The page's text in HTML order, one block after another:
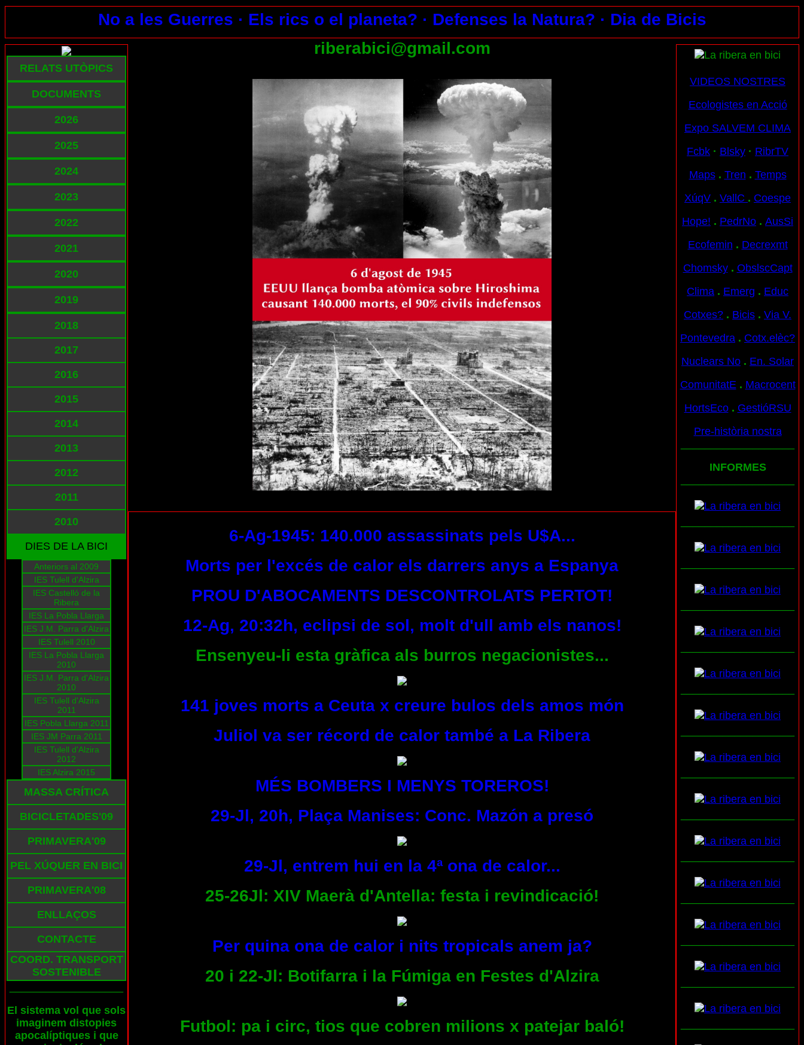
No a les Guerres · Els rics o el planeta? · Defenses la Natura? · Dia de Bicis
riberabici@gmail.com
RELATS UTÒPICS
DOCUMENTS
2026
2025
2024
2023
2022
2021
2020
2019
2018
2017
2016
2015
2014
2013
2012
2011
2010
DIES DE LA BICI
Anteriors al 2009
IES Tulell d'Alzira
IES Castelló de la
Ribera
IES La Pobla Llarga
IES J.M. Parra d'Alzira
IES Tulell 2010
IES La Pobla Llarga
2010
IES J.M. Parra d'Alzira
2010
IES Tulell d'Alzira
2011
IES Pobla Llarga 2011
IES JM Parra 2011
IES Tulell d'Alzira
2012
IES Alzira 2015
MASSA CRÍTICA
BICICLETADES'09
PRIMAVERA'09
PEL XÚQUER EN BICI
PRIMAVERA'08
ENLLAÇOS
CONTACTE
COORD. TRANSPORT
SOSTENIBLE
El sistema vol que sols
imaginem distopies
apocalíptiques i que
VIDEOS NOSTRES
Ecologistes en Acció
Expo SALVEM CLIMA
Fcbk · Blsky · RibrTV
Maps . Tren . Temps
XúqV . VallC . Coespe
Hope! . PedrNo . AusSi
Ecofemin . Decrexmt
Chomsky . ObslscCapt
Clima . Emerg . Educ
Cotxes? . Bicis . Via V.
Pontevedra . Cotx.elèc?
Nuclears No . En. Solar
ComunitatE . Macrocent
HortsEco . GestióRSU
Pre-història nostra
INFORMES
6-Ag-1945: 140.000 assassinats pels U$A...
Morts per l'excés de calor els darrers anys a Espanya
PROU D'ABOCAMENTS DESCONTROLATS PERTOT!
12-Ag, 20:32h, eclipsi de sol, molt d'ull amb els nanos!
Ensenyeu-li esta gràfica als burros negacionistes...
141 joves morts a Ceuta x creure bulos dels amos món
Juliol va ser récord de calor també a La Ribera
MÉS BOMBERS I MENYS TOREROS!
29-Jl, 20h, Plaça Manises: Conc. Mazón a presó
29-Jl, entrem hui en la 4ª ona de calor...
25-26Jl: XIV Maerà d'Antella: festa i revindicació!
Per quina ona de calor i nits tropicals anem ja?
20 i 22-Jl: Botifarra i la Fúmiga en Festes d'Alzira
Futbol: pa i circ, tios que cobren milions x patejar baló!